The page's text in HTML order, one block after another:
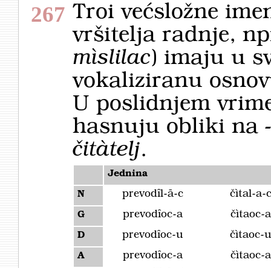
267 Troi većsložne
vršitelja radnje,
mìslilac) imaju u
vokaliziranu
U poslidnjem
hasnuju obliki na
čitàtelj.
Jednina
N
prevodȋl-ā-c čìtal-a-c
G prevodȋoc-a čìtaoc-a
D prevodȋoc-u čìtaoc-u
A prevodȋoc-a čìtaoc-a